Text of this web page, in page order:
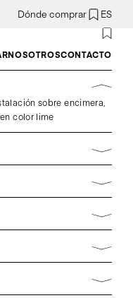
Dónde comprar ES
NOSOTROSCONTACTO
sobre encimera,
color lime